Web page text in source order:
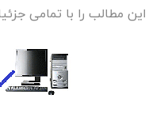
این مطالب را با تمامی